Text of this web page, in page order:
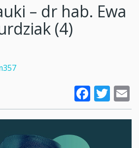
– dr hab. Ewa
(4)